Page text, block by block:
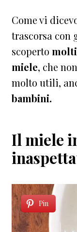
Come vi
trascorsa con
scoperto
miele, che
molto utili,
bambini.
Il miele
Pin